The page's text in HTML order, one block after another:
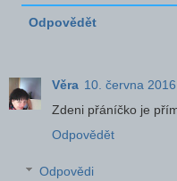
Odpovědět
Věra 10. června
Zdeni přáníčko je
Odpovědět
Odpovědi